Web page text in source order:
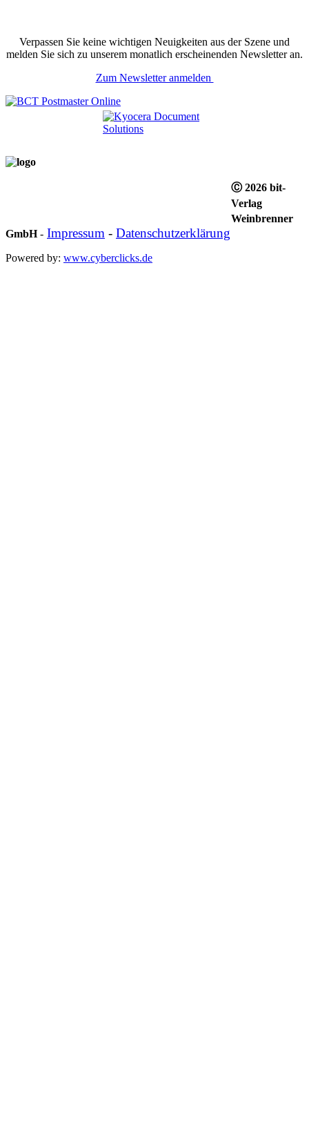
Verpassen Sie keine wichtigen Neuigkeiten aus der Szene und
melden Sie sich zu unserem monatlich erscheinenden Newsletter an.
Zum Newsletter anmelden
Ⓒ 2026 bit-
Verlag
Weinbrenner
GmbH- Impressum - Datenschutzerklärung
Powered by: www.cyberclicks.de